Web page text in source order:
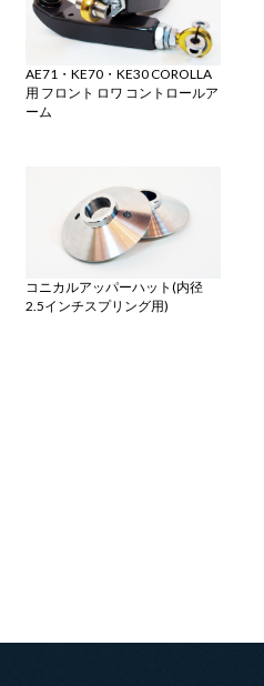
AE71・KE70・KE30 COROLLA
用 フロント ロワ コントロールア
ーム
コニカルアッパーハット(内径
2.5インチスプリング用)